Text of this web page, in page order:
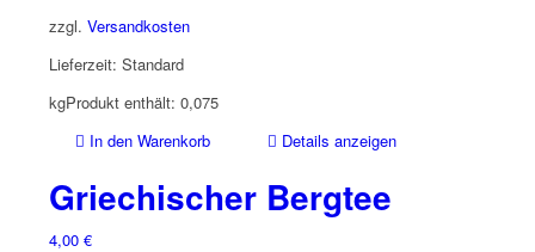
zzgl. Versandkosten
Lieferzeit: Standard
Produkt enthält: 0,075
kg
In den Warenkorb
Details anzeigen
Griechischer Bergtee
4,00 €